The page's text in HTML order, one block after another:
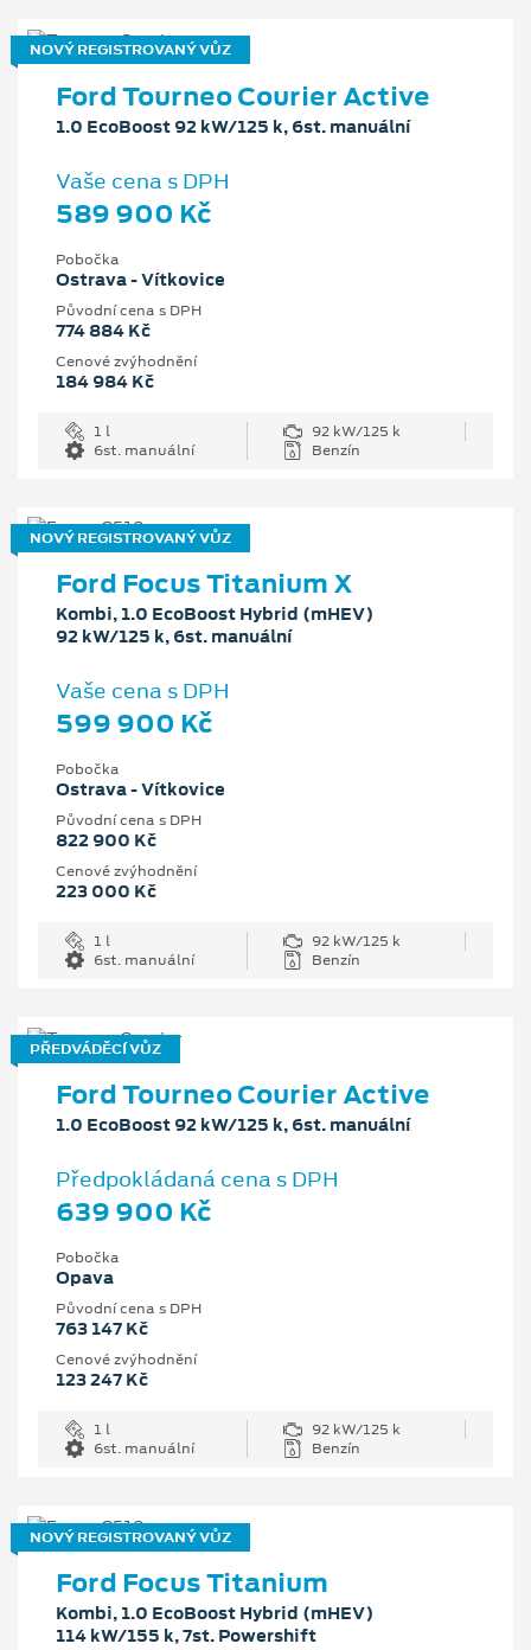
NOVÝ REGISTROVANÝ VŮZ
Ford Tourneo Courier Active
1.0 EcoBoost 92 kW/125 k, 6st. manuální
Vaše cena s DPH
589 900 Kč
Pobočka
Ostrava - Vítkovice
Původní cena s DPH
774 884 Kč
Cenové zvýhodnění
184 984 Kč
1 l
92 kW/125 k
6st. manuální
Benzín
NOVÝ REGISTROVANÝ VŮZ
Ford Focus Titanium X
Kombi, 1.0 EcoBoost Hybrid (mHEV)
92 kW/125 k, 6st. manuální
Vaše cena s DPH
599 900 Kč
Pobočka
Ostrava - Vítkovice
Původní cena s DPH
822 900 Kč
Cenové zvýhodnění
223 000 Kč
1 l
92 kW/125 k
6st. manuální
Benzín
PŘEDVÁDĚCÍ VŮZ
Ford Tourneo Courier Active
1.0 EcoBoost 92 kW/125 k, 6st. manuální
Předpokládaná cena s DPH
639 900 Kč
Pobočka
Opava
Původní cena s DPH
763 147 Kč
Cenové zvýhodnění
123 247 Kč
1 l
92 kW/125 k
6st. manuální
Benzín
NOVÝ REGISTROVANÝ VŮZ
Ford Focus Titanium
Kombi, 1.0 EcoBoost Hybrid (mHEV)
114 kW/155 k, 7st. Powershift